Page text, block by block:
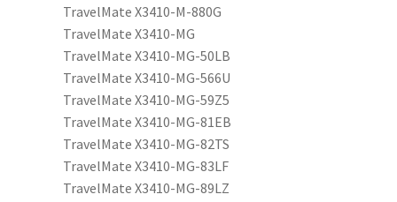
TravelMate X3410-M-880G
TravelMate X3410-MG
TravelMate X3410-MG-50LB
TravelMate X3410-MG-566U
TravelMate X3410-MG-59Z5
TravelMate X3410-MG-81EB
TravelMate X3410-MG-82TS
TravelMate X3410-MG-83LF
TravelMate X3410-MG-89LZ